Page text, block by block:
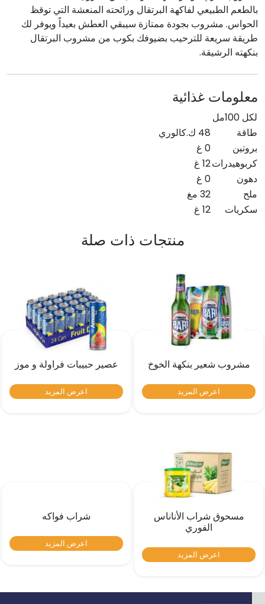
بالطعم الطبيعي لفاكهة البرتقال ورائحته المنعشة التي توقظ
الحواس. مشروب بجودة ممتازة سيبقي العطش بعيداً ويوفر لك
طريقة سريعة للترحيب بضيوفك بكوب من مشروب البرتقال
بنكهته الرشيقة.
معلومات غذائية
لكل 100مل
طاقة
48 ك.كالوري
بروتين
0 غ
كربوهيدرات12 غ
دهون
0 غ
ملح
32 مغ
سكريات
12 غ
منتجات ذات صلة
مشروب شعير بنكهة الخوخ
اعرض المزيد
عصير حبيبات فراولة و موز
اعرض المزيد
مسحوق شراب الأناناس
الفوري
اعرض المزيد
شراب فواكه
اعرض المزيد